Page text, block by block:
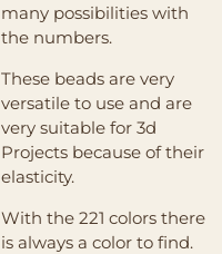
many possibilities with
the numbers.
These beads are very
versatile to use and are
very suitable for 3d
Projects because of their
elasticity.
With the 221 colors there
is always a color to find.